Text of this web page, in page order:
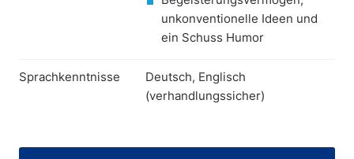
unkonventionelle Ideen und
ein Schuss Humor
Sprachkenntnisse
Deutsch, Englisch
(verhandlungssicher)